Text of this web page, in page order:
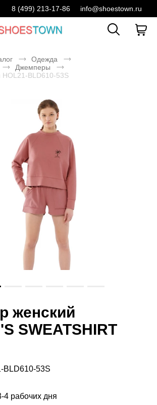
8 (499) 213-17-86 info@shoestown.ru
Одежда
Джемперы
BLD610-53S
женский
SWEATSHIRT
BLD610-53S
4 рабочих дня